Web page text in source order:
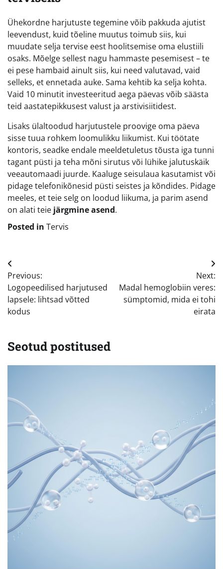
Ühekordne harjutuste tegemine võib pakkuda ajutist
leevendust, kuid tõeline muutus toimub siis, kui
muudate selja tervise eest hoolitsemise oma elustiili
osaks. Mõelge sellest nagu hammaste pesemisest – te
ei pese hambaid ainult siis, kui need valutavad, vaid
selleks, et ennetada auke. Sama kehtib ka selja kohta.
Vaid 10 minutit investeeritud aega päevas võib säästa
teid aastatepikkusest valust ja arstivisiitidest.
Lisaks ülaltoodud harjutustele proovige oma päeva
sisse tuua rohkem loomulikku liikumist. Kui töötate
kontoris, seadke endale meeldetuletus tõusta iga tunni
tagant püsti ja teha mõni sirutus või lühike jalutuskäik
veeautomaadi juurde. Kaaluge seisulaua kasutamist või
pidage telefonikõnesid püsti seistes ja kõndides. Pidage
meeles, et teie selg on loodud liikuma, ja parim asend
on alati teie järgmine asend.
Posted in Tervis
Navigeerimine
Previous:
Logopeedilised harjutused
lapsele: lihtsad võtted
kodus
Next:
Madal hemoglobiin veres:
sümptomid, mida ei tohi
eirata
Seotud postitused